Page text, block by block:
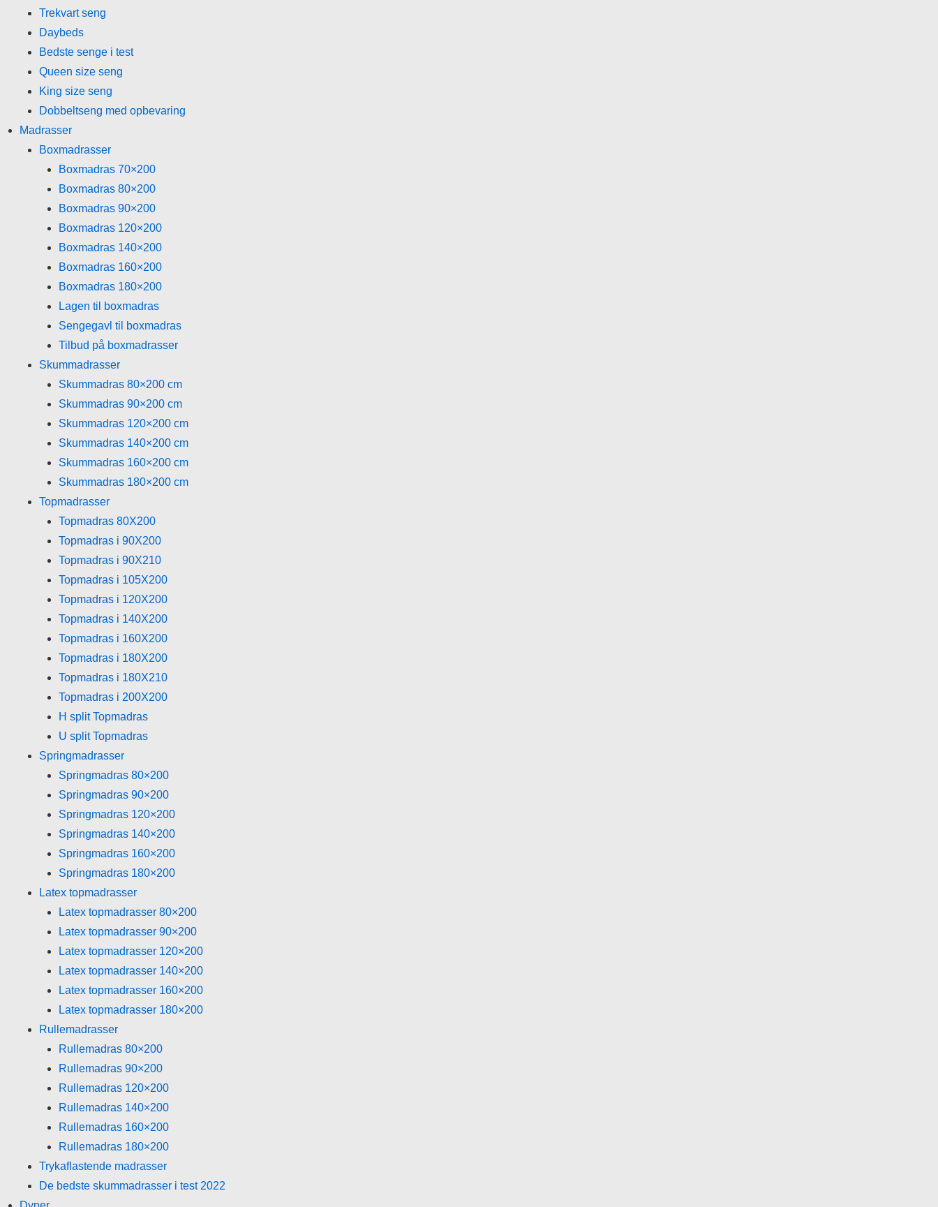
Trekvart seng
Daybeds
Bedste senge i test
Queen size seng
King size seng
Dobbeltseng med opbevaring
Madrasser
Boxmadrasser
Boxmadras 70×200
Boxmadras 80×200
Boxmadras 90×200
Boxmadras 120×200
Boxmadras 140×200
Boxmadras 160×200
Boxmadras 180×200
Lagen til boxmadras
Sengegavl til boxmadras
Tilbud på boxmadrasser
Skummadrasser
Skummadras 80×200 cm
Skummadras 90×200 cm
Skummadras 120×200 cm
Skummadras 140×200 cm
Skummadras 160×200 cm
Skummadras 180×200 cm
Topmadrasser
Topmadras 80X200
Topmadras i 90X200
Topmadras i 90X210
Topmadras i 105X200
Topmadras i 120X200
Topmadras i 140X200
Topmadras i 160X200
Topmadras i 180X200
Topmadras i 180X210
Topmadras i 200X200
H split Topmadras
U split Topmadras
Springmadrasser
Springmadras 80×200
Springmadras 90×200
Springmadras 120×200
Springmadras 140×200
Springmadras 160×200
Springmadras 180×200
Latex topmadrasser
Latex topmadrasser 80×200
Latex topmadrasser 90×200
Latex topmadrasser 120×200
Latex topmadrasser 140×200
Latex topmadrasser 160×200
Latex topmadrasser 180×200
Rullemadrasser
Rullemadras 80×200
Rullemadras 90×200
Rullemadras 120×200
Rullemadras 140×200
Rullemadras 160×200
Rullemadras 180×200
Trykaflastende madrasser
De bedste skummadrasser i test 2022